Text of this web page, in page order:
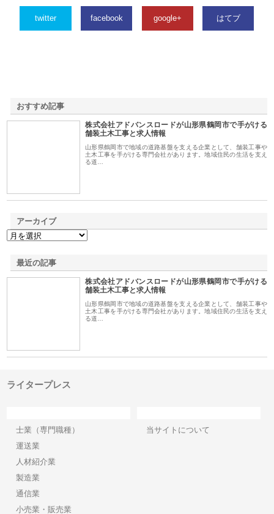
twitter facebook google+ はてブ
おすすめ記事
株式会社アドバンスロードが山形県鶴岡市で手がける
舗装土木工事と求人情報
山形県鶴岡市で地域の道路基盤を支える企業として、舗装工事や
土木工事を手がける専門会社があります。地域住民の生活を支え
る道…
アーカイブ
最近の記事
株式会社アドバンスロードが山形県鶴岡市で手がける
舗装土木工事と求人情報
山形県鶴岡市で地域の道路基盤を支える企業として、舗装工事や
土木工事を手がける専門会社があります。地域住民の生活を支え
る道…
ライタープレス
士業（専門職種）
運送業
人材紹介業
製造業
通信業
小売業・販売業
当サイトについて